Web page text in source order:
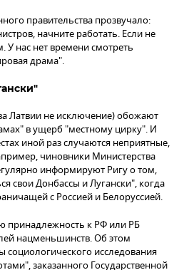
правительства прозвучало:
начните работать. Если не
У нас нет времени смотреть
драма".
Латвии не исключение) обожают
в ущерб "местному цирку". И
иной раз случаются неприятные,
чиновники Министерства
информируют Ригу о том,
свои Донбассы и Лугански", когда
с Россией и Белоруссией.
принадлежность к РФ или РБ
нацменьшинств. Об этом
социологического исследования
заказанного Государственной